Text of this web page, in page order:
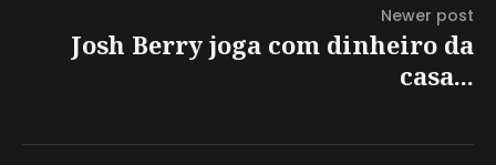
Newer post
Josh Berry joga com dinheiro da
casa...